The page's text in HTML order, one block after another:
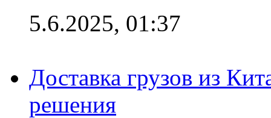
5.6.2025, 01:37
Доставка грузов из
решения